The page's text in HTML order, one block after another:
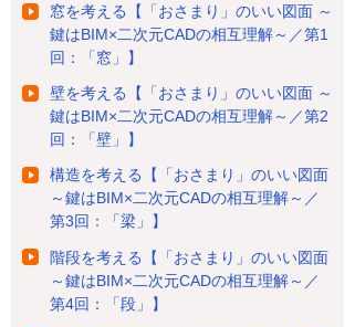
窓を考える【「おさまり」のいい図面 ～
鍵はBIM×二次元CADの相互理解～／第1
回：「窓」】
壁を考える【「おさまり」のいい図面 ～
鍵はBIM×二次元CADの相互理解～／第2
回：「壁」】
構造を考える【「おさまり」のいい図面
～鍵はBIM×二次元CADの相互理解～／
第3回：「梁」】
階段を考える【「おさまり」のいい図面
～鍵はBIM×二次元CADの相互理解～／
第4回：「段」】